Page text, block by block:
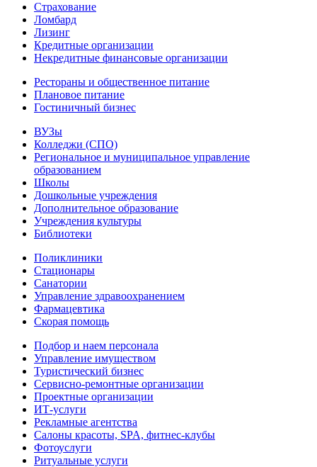
Страхование
Ломбард
Лизинг
Кредитные организации
Некредитные финансовые организации
Рестораны и общественное питание
Плановое питание
Гостиничный бизнес
ВУЗы
Колледжи (СПО)
Региональное и муниципальное управление
образованием
Школы
Дошкольные учреждения
Дополнительное образование
Учреждения культуры
Библиотеки
Поликлиники
Стационары
Санатории
Управление здравоохранением
Фармацевтика
Скорая помощь
Подбор и наем персонала
Управление имуществом
Туристический бизнес
Сервисно-ремонтные организации
Проектные организации
ИТ-услуги
Рекламные агентства
Салоны красоты, SPA, фитнес-клубы
Фотоуслуги
Ритуальные услуги